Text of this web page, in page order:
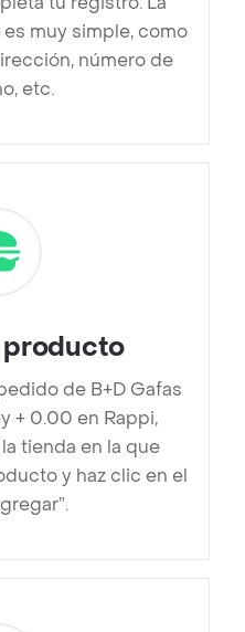
muy simple, como
número de
etc.
producto
de B+D Gafas
+ 0.00 en Rappi,
tienda en la que
y haz clic en el